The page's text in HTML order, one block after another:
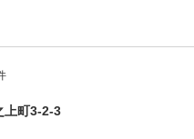
上町3-2-3